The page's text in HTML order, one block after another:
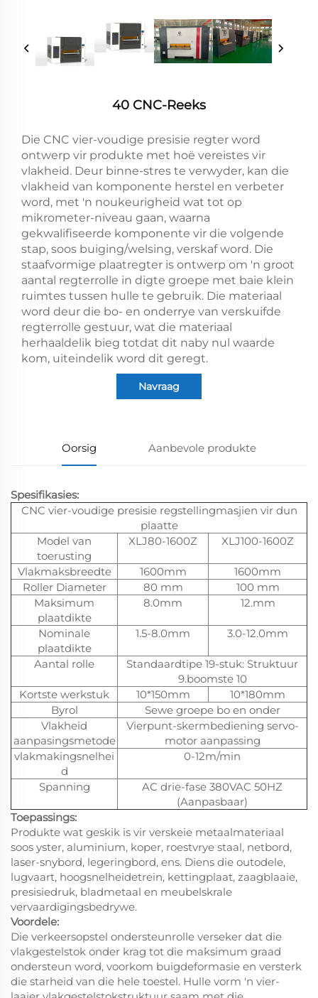
40 CNC-Reeks
Die CNC vier-voudige presisie regter word
ontwerp vir produkte met hoë vereistes vir
vlakheid. Deur binne-stres te verwyder, kan die
vlakheid van komponente herstel en verbeter
word, met 'n noukeurigheid wat tot op
mikrometer-niveau gaan, waarna
gekwalifiseerde komponente vir die volgende
stap, soos buiging/welsing, verskaf word. Die
staafvormige plaatregter is ontwerp om 'n groot
aantal regterrolle in digte groepe met baie klein
ruimtes tussen hulle te gebruik. Die materiaal
word deur die bo- en onderrye van verskuifde
regterrolle gestuur, wat die materiaal
herhaaldelik bieg totdat dit naby nul waarde
kom, uiteindelik word dit geregt.
Navraag
Oorsig Aanbevole produkte
Spesifikasies:
CNC vier-voudige presisie regstellingmasjien vir dun
plaatte
Model van
toerusting
XLJ80-1600Z XLJ100-1600Z
Vlakmaksbreedte 1600mm
1600mm
Roller Diameter
80 mm
100 mm
Maksimum
plaatdikte
8.0mm 12.mm
Nominale
plaatdikte
1.5-8.0mm 3.0-12.0mm
Aantal rolle
Standaardtipe 19-stuk: Struktuur
9.boomste 10
Kortste werkstuk
10*150mm
10*180mm
Byrol
Sewe groepe bo en onder
Vlakheid
aanpasingsmetode
Vierpunt-skermbediening servo-
motor aanpassing
vlakmakingsnelhei
d
0-12m/min
Spanning
AC drie-fase 380VAC 50HZ
(Aanpasbaar)
Toepassings:
Produkte wat geskik is vir verskeie metaalmateriaal
soos yster, aluminium, koper, roestvrye staal, netbord,
laser-snybord, legeringbord, ens. Diens die outodele,
lugvaart, hoogsnelheidetrein, kettingplaat, zaagblaaie,
presisiedruk, bladmetaal en meubelskrale
vervaardigingsbedrywe.
Voordele:
Die verkeersopstel ondersteunrolle verseker dat die
vlakgestelstok onder krag tot die maksimum graad
ondersteun word, voorkom buigdeformasie en versterk
die starheid van die hele toestel. Hulle vorm 'n vier-